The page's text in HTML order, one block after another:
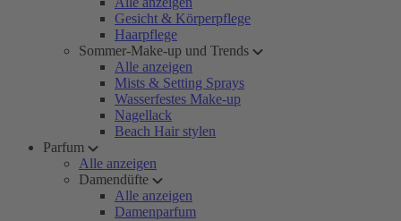
Gesicht & Körperpflege
Haarpflege
Sommer-Make-up und Trends
Alle anzeigen
Mists & Setting Sprays
Wasserfestes Make-up
Nagellack
Beach Hair stylen
Parfum
Alle anzeigen
Damendüfte
Alle anzeigen
Damenparfum